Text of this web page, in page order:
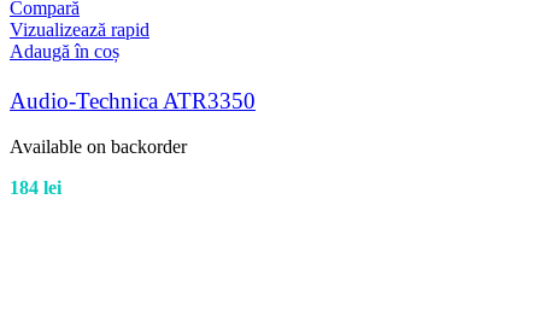
Compară
Vizualizează rapid
Adaugă în coș
Audio-Technica ATR3350
Available on backorder
184 lei